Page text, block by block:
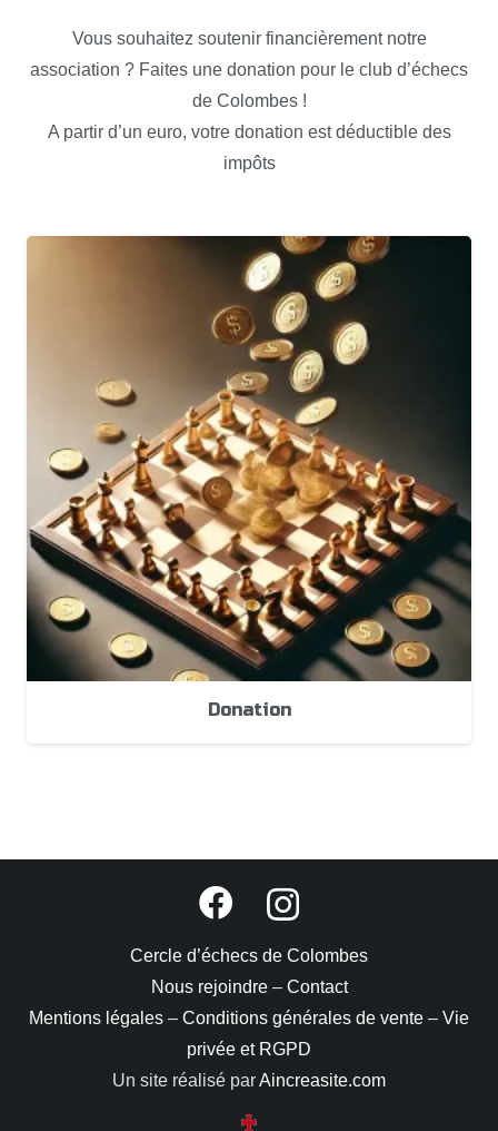
Vous souhaitez soutenir financièrement notre
association ? Faites une donation pour le club d’échecs
de Colombes !
A partir d’un euro, votre donation est déductible des
impôts
Donation
Cercle d’échecs de Colombes
Nous rejoindre– Contact
Mentions légales – Conditions générales de vente – Vie
privée et RGPD
Un site réalisé parAincreasite.com